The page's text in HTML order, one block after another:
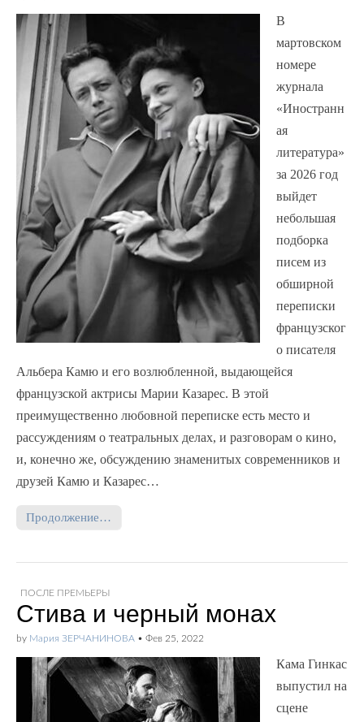
В
мартовском
номере
журнала
«Иностранн
ая
литература»
за 2026 год
выйдет
небольшая
подборка
писем из
обширной
переписки
французског
о писателя
Альбера Камю и его возлюбленной, выдающейся
французской актрисы Марии Казарес. В этой
преимущественно любовной переписке есть место и
рассуждениям о театральных делах, и разговорам о кино,
и, конечно же, обсуждению знаменитых современников и
друзей Камю и Казарес…
Продолжение…
ПОСЛЕ ПРЕМЬЕРЫ
Стива и черный монах
by Мария ЗЕРЧАНИНОВА • Фев 25, 2022
Кама Гинкас
выпустил на
сцене